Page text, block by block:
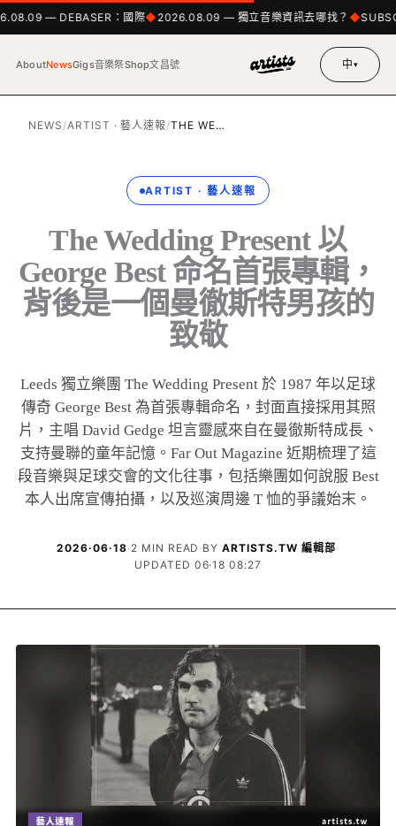
— DEBASER：國際 2026.08.09 — 獨立音樂資訊去哪找？
AboutNewsGigs音樂祭Shop文昌號 中▾
NEWS /ARTIST · 藝人速報 /THE WE…
ARTIST · 藝人速報
The Wedding Present 以
George Best 命名首張專輯，
背後是一個曼徹斯特男孩的
致敬
Leeds 獨立樂團 The Wedding Present 於 1987 年以足球
傳奇 George Best 為首張專輯命名，封面直接採用其照
片，主唱 David Gedge 坦言靈感來自在曼徹斯特成長、
支持曼聯的童年記憶。Far Out Magazine 近期梳理了這
段音樂與足球交會的文化往事，包括樂團如何說服 Best
本人出席宣傳拍攝，以及巡演周邊 T 恤的爭議始末。
2026·06·18· 2 MIN READ · BYARTISTS.TW 編輯部·
UPDATED 06·18 08:27